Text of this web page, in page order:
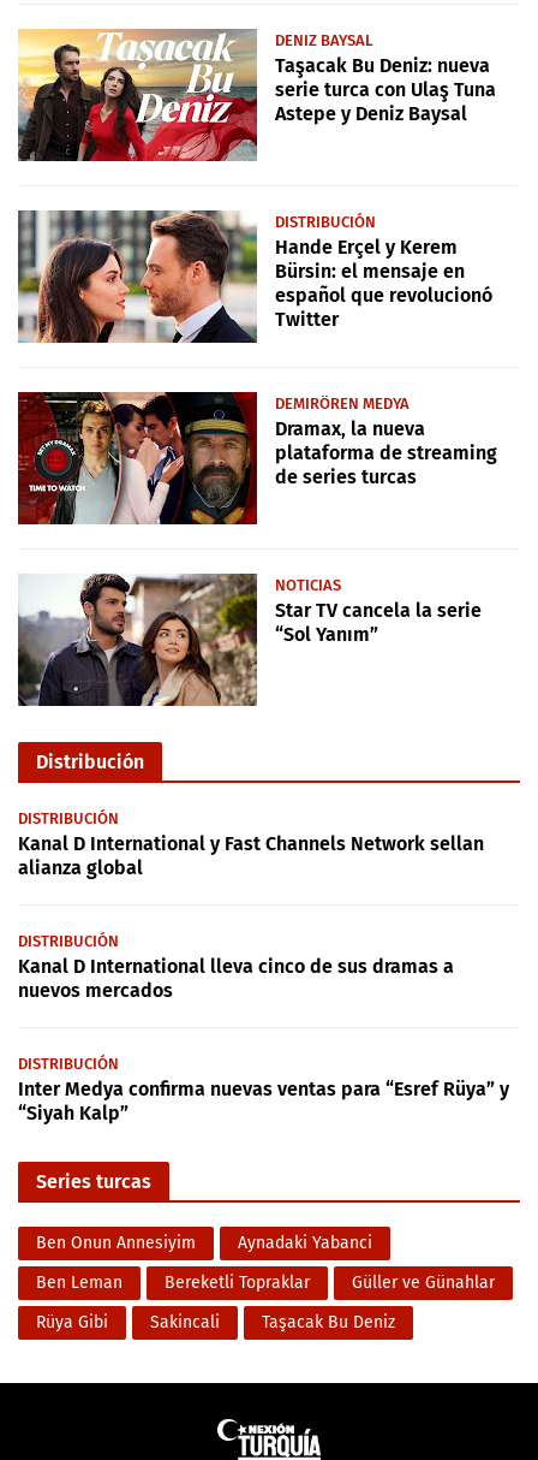
DENIZ BAYSAL
Taşacak Bu Deniz: nueva
serie turca con Ulaş Tuna
Astepe y Deniz Baysal
DISTRIBUCIÓN
Hande Erçel y Kerem
Bürsin: el mensaje en
español que revolucionó
Twitter
DEMIRÖREN MEDYA
Dramax, la nueva
plataforma de streaming
de series turcas
NOTICIAS
Star TV cancela la serie
“Sol Yanım”
Distribución
DISTRIBUCIÓN
Kanal D International y Fast Channels Network sellan
alianza global
DISTRIBUCIÓN
Kanal D International lleva cinco de sus dramas a
nuevos mercados
DISTRIBUCIÓN
Inter Medya confirma nuevas ventas para “Esref Rüya” y
“Siyah Kalp”
Series turcas
Ben Onun Annesiyim
Aynadaki Yabanci
Ben Leman
Bereketli Topraklar
Güller ve Günahlar
Rüya Gibi
Sakincali Taşacak Bu Deniz